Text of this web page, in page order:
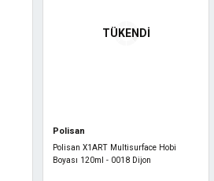
TÜKENDİ
Polisan
Polisan X1ART Multisurface Hobi
Boyası 120ml - 0018 Dijon